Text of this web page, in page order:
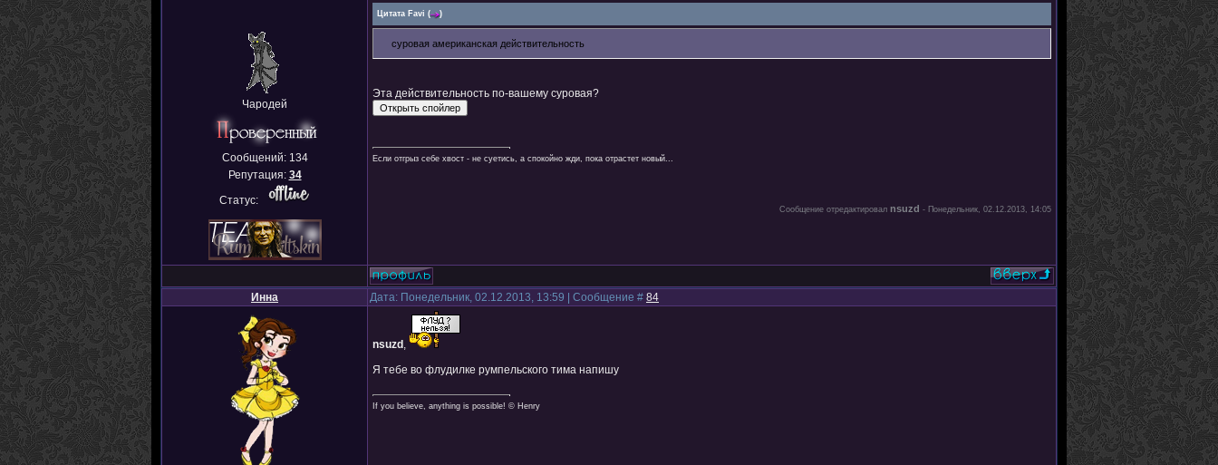
Чародей
Сообщений: 134
Репутация: 34
Статус:
Цитата Favi ( )
суровая американская действительность
Эта действительность по-вашему суровая?
Если отгрыз себе хвост - не суетись, а спокойно жди, пока отрастет новый...
Сообщение отредактировал nsuzd - Понедельник, 02.12.2013, 14:05
Инна Дата: Понедельник, 02.12.2013, 13:59 | Сообщение # 84
nsuzd ,
Я тебе во флудилке румпельского тима напишу
If you believe, anything is possible! © Henry